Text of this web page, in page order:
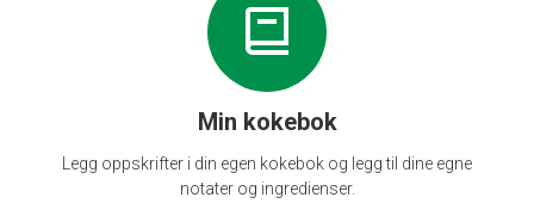
Min kokebok
Legg oppskrifter i din egen kokebok og legg til dine egne
notater og ingredienser.